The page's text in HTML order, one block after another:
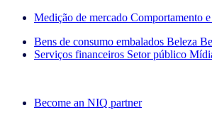
Medição de mercado Comportamento
Bens de consumo embalados Beleza
Serviços financeiros Setor público
Become an NIQ partner